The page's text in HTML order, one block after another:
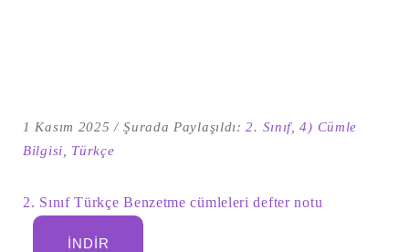
1 Kasım 2025 Şurada Paylaşıldı:2. Sınıf,4) Cümle
Bilgisi
Türkçe
2. Sınıf Türkçe Benzetme cümleleri defter notu
İNDIR